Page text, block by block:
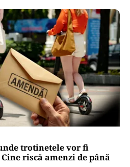
trotinetele vor fi
riscă amenzi de până